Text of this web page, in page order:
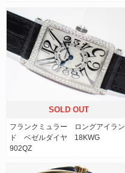
SOLD OUT
フランクミュラー ロングアイラン
ド ベゼルダイヤ 18KWG
902QZ